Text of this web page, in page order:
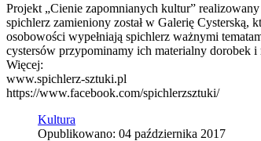
Projekt „Cienie zapomnianych kultur”
spichlerz zamieniony został w Galerię Cysterską,
osobowości wypełniają spichlerz ważnymi
cystersów przypominamy ich materialny dorobek
Więcej:
www.spichlerz-sztuki.pl
https://www.facebook.com/spichlerzsztuki/
Kultura
Opublikowano: 04 października 2017